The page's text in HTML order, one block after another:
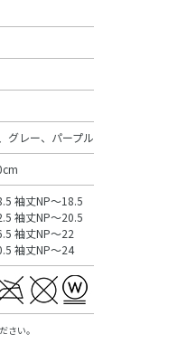
グレー、パープル
袖丈NP～18.5
袖丈NP～20.5
袖丈NP～22
袖丈NP～24
さい。